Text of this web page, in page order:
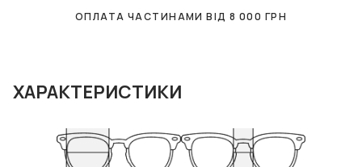
ОПЛАТА ЧАСТИНАМИ ВІД8 000 ГРН
ХАРАКТЕРИСТИКИ